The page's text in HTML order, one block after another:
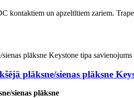
kontaktiem un apzeltītiem zariem.
plāksne/sienas plāksne
sienas plāksne